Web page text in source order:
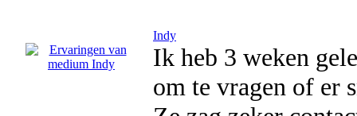
Indy
Ik heb 3 weken
om te vragen of er